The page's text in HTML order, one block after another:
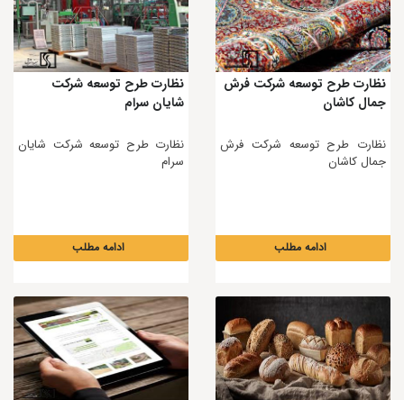
نظارت طرح توسعه شرکت فرش
جمال کاشان
نظارت طرح توسعه شرکت فرش
جمال کاشان
ادامه مطلب
نظارت طرح توسعه شرکت
شایان سرام
نظارت طرح توسعه شرکت شایان
سرام
ادامه مطلب